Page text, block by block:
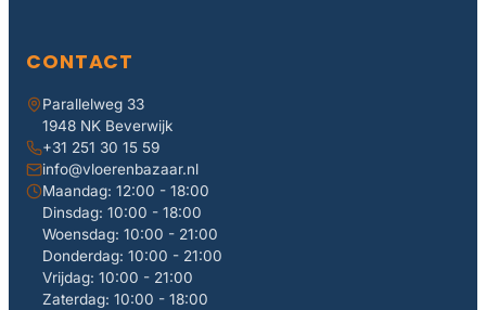
CONTACT
Parallelweg 33
1948 NK Beverwijk
+31 251 30 15 59
info@vloerenbazaar.nl
Maandag: 12:00 - 18:00
Dinsdag: 10:00 - 18:00
Woensdag: 10:00 - 21:00
Donderdag: 10:00 - 21:00
Vrijdag: 10:00 - 21:00
Zaterdag: 10:00 - 18:00